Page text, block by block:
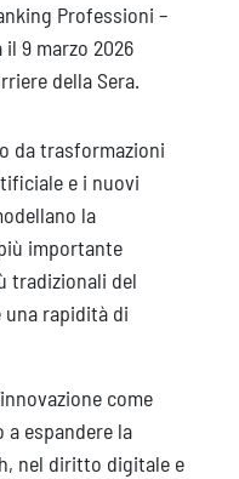
Professioni –
9 marzo 2026
della Sera.
da trasformazioni
e i nuovi
la
importante
tradizionali del
rapidità di
come
espandere la
nel diritto digitale e